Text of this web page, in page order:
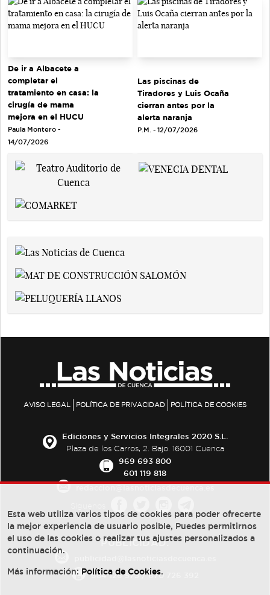
De ir a Albacete a
completar el
tratamiento en casa: la
cirugía de mama
mejora en el HUCU
Paula Montero -
14/07/2026
Las piscinas de
Tiradores y Luis Ocaña
cierran antes por la
alerta naranja
P.M. - 12/07/2026
AVISO LEGAL POLÍTICA DE PRIVACIDAD POLÍTICA DE COOKIES
Ediciones y Servicios Integrales 2020 S.L.
Plaza de los Carros, 2. Bajo. 16001 Cuenca
969 693 800
601 119 818
PUBLICIDAD:
684 126 573/670 726 392
Esta web utiliza varios tipos de cookies para poder ofrecerte
la mejor experiencia de usuario posible, Puedes permitirnos
el uso de las cookies o realizar tus ajustes personalizados a
continuación.
Más información: Política de Cookies.